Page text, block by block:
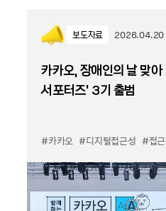
보도자료 2026.04.20
카카오, 장애인의 날 맞아
서포터즈’ 3기 출범
#카카오 #디지털접근성 #접